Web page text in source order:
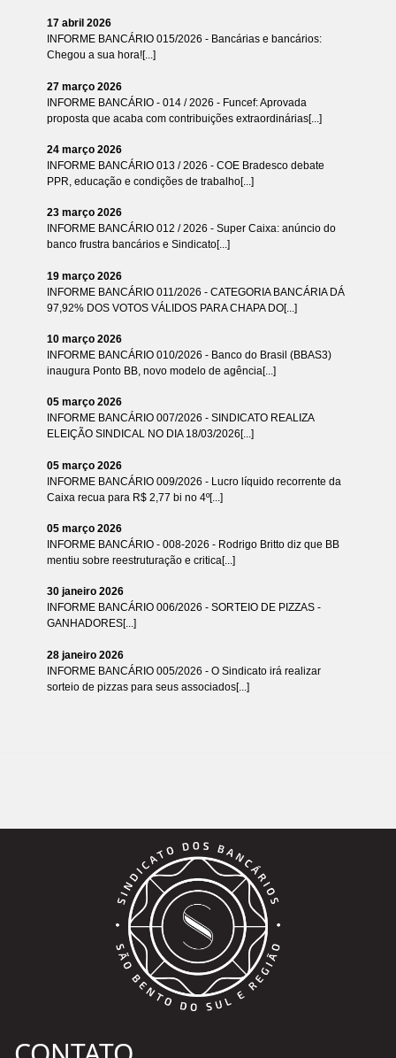
17 abril 2026
INFORME BANCÁRIO 015/2026 - Bancárias e bancários:
Chegou a sua hora![...]
27 março 2026
INFORME BANCÁRIO - 014 / 2026 - Funcef: Aprovada
proposta que acaba com contribuições extraordinárias[...]
24 março 2026
INFORME BANCÁRIO 013 / 2026 - COE Bradesco debate
PPR, educação e condições de trabalho[...]
23 março 2026
INFORME BANCÁRIO 012 / 2026 - Super Caixa: anúncio do
banco frustra bancários e Sindicato[...]
19 março 2026
INFORME BANCÁRIO 011/2026 - CATEGORIA BANCÁRIA DÁ
97,92% DOS VOTOS VÁLIDOS PARA CHAPA DO[...]
10 março 2026
INFORME BANCÁRIO 010/2026 - Banco do Brasil (BBAS3)
inaugura Ponto BB, novo modelo de agência[...]
05 março 2026
INFORME BANCÁRIO 007/2026 - SINDICATO REALIZA
ELEIÇÃO SINDICAL NO DIA 18/03/2026[...]
05 março 2026
INFORME BANCÁRIO 009/2026 - Lucro líquido recorrente da
Caixa recua para R$ 2,77 bi no 4º[...]
05 março 2026
INFORME BANCÁRIO - 008-2026 - Rodrigo Britto diz que BB
mentiu sobre reestruturação e critica[...]
30 janeiro 2026
INFORME BANCÁRIO 006/2026 - SORTEIO DE PIZZAS -
GANHADORES[...]
28 janeiro 2026
INFORME BANCÁRIO 005/2026 - O Sindicato irá realizar
sorteio de pizzas para seus associados[...]